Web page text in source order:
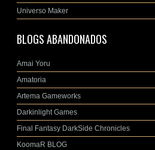
Universo Maker
BLOGS ABANDONADOS
Amai Yoru
Amatoria
Artema Gameworks
Darkinlight Games
Final Fantasy DarkSide Chronicles
KoomaR BLOG